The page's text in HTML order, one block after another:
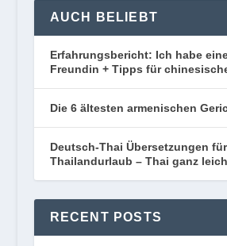
AUCH BELIEBT
Erfahrungsbericht: Ich habe
Freundin + Tipps für
Die 6 ältesten armenischen
Deutsch-Thai Übersetzungen
Thailandurlaub – Thai ganz
RECENT POSTS